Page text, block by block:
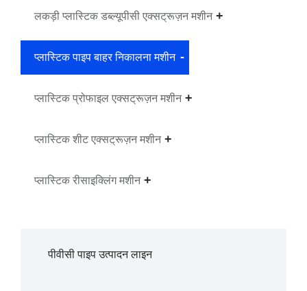
लकड़ी प्लास्टिक डब्ल्यूपीसी एक्सट्रूज़न मशीन
प्लास्टिक पाइप बाहर निकालना मशीन
प्लास्टिक प्रोफाइल एक्सट्रूज़न मशीन
प्लास्टिक शीट एक्सट्रूज़न मशीन
प्लास्टिक रीसाइक्लिंग मशीन
पीवीसी पाइप उत्पादन लाइन